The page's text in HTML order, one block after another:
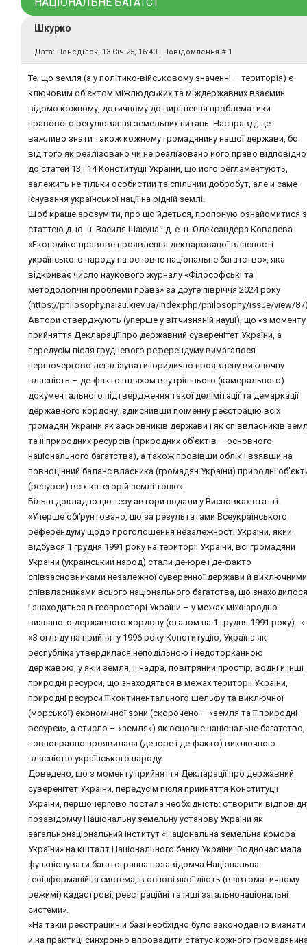
Шкурко
Дата: Понеділок, 13-Січ-25, 16:40 | Повідомлення # 1
Те, що земля (а у політико-військовому значенні – територія) є
ключовим об’єктом міжлюдських та міждержавних взаємин
відомо кожному, дотичному до вирішення проблематики
правового регулювання земельних питань. Насправді, це
важливо знати також кожному громадянину нашої держави, бо
від того як реалізовано чи не реалізовано його право відповідно
до статей 13 і 14 Конституції України, що його регламентують,
залежить не тільки особистий та спільний добробут, але й саме
існування української нації на рідній землі.
Щоб краще зрозуміти, про що йдеться, пропоную ознайомитися
статтею д. ю. н. Василя Шакуна і д. е. н. Олександера Ковалева
«Економіко-правове проявлення декларованої власності
українського народу на основне національне багатство», яка
відкриває число наукового журналу «Філософські та
методологічні проблеми права» за друге півріччя 2024 року
(https://philosophy.naiau.kiev.ua/index.php/philosophy/issue/view/
Автори стверджують (уперше у вітчизняній науці), що «з моменту
прийняття Декларації про державний суверенітет України, а
передусім після грудневого референдуму вимагалося
першочергово легалізувати юридично проявлену виключну
власність – де-факто шляхом внутрішнього (камерального)
документального підтвердження такої делімітації та демаркації
державного кордону, здійснивши поіменну реєстрацію всіх
громадян України як засновників держави і як співвласників
та її природних ресурсів (природних об’єктів – основного
національного багатства), а також провівши облік і взявши на
повноцінний баланс власника (громадян України) природні
(ресурси) всіх категорій землі тощо».
Більш докладно цю тезу автори подали у Висновках статті.
«Уперше обґрунтовано, що за результатами Всеукраїнського
референдуму щодо проголошення незалежності України, який
відбувся 1 грудня 1991 року на території України, всі громадяни
України (український народ) стали де-юре і де-факто
співзасновниками незалежної суверенної держави й виключними
співвласниками всього національного багатства, що знаходилося
і знаходиться в геопросторі України – у межах міжнародно
визнаного державного кордону (станом на 1 грудня 1991 року)…».
«З огляду на прийняту 1996 року Конституцію, Україна як
республіка утвердилася неподільною і недоторканною
державою, у якій земля, її надра, повітряний простір, водні й інші
природні ресурси, що знаходяться в межах території України,
природні ресурси її континентального шельфу та виключної
(морської) економічної зони (скорочено – «земля та її природні
ресурси», а стисло – «земля») як основне національне багатство,
повноправно проявилася (де-юре і де-факто) виключною
власністю українського народу.
Доведено, що з моменту прийняття Декларації про державний
суверенітет України, передусім після прийняття Конституції
України, першочергово постала необхідність: створити
позавідомчу Національну земельну установу України як
загальнонаціональний інститут «Національна земельна комора
України» на кшталт Національного банку України. Водночас мала
функціонувати багатогранна позавідомча Національна
геоінформаційна система, в основі якої діють (в автоматичному
режимі) кадастрові, реєстраційні та інші загальнонаціональні
системи».
«На такій реєстраційній базі необхідно було законодавчо визнати
й на практиці синхронно впровадити статус кожного